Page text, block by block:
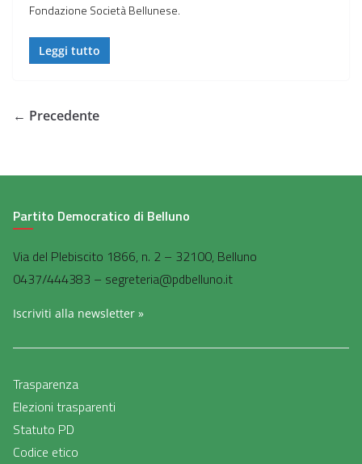
Fondazione Società Bellunese.
Leggi tutto
← Precedente
Partito Democratico di Belluno
Via del Plebiscito 1866, n. 2 – 32100, Belluno
0437/444383 – segreteria@pdbelluno.it
Iscriviti alla newsletter »
Trasparenza
Elezioni trasparenti
Statuto PD
Codice etico